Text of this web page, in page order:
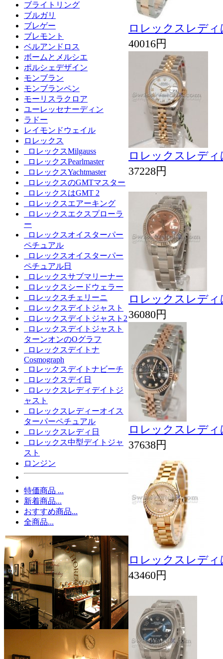
ブライトリング
ブルガリ
ブレゲー
ブレモント
ベルアンドロス
ボームとメルシエ
ポルシェデザイン
モンブラン
モンブランペン
モーリスラクロア
ユーレッセナーディン
ラドー
レイモンドウェイル
ロレックス
ロレックスMilgauss
ロレックスPearlmaster
ロレックスYachtmaster
ロレックスのGMTマスター
ロレックスはGMT 2
ロレックスエアーキング
ロレックスエクスプローラ
ー
ロレックスオイスターパー
ペチュアル
ロレックスオイスターパー
ペチュアル日
ロレックスサブマリーナー
ロレックスシードウェラー
ロレックスチェリーニ
ロレックスデイトジャスト
ロレックスデイトジャスト2
ロレックスデイトジャスト
ターンオンのOグラフ
ロレックスデイトナ
Cosmograph
ロレックスデイトナビーチ
ロレックスデイ日
ロレックスレディデイトジ
ャスト
ロレックスレディーオイス
ターパーペチュアル
ロレックスレディ日
ロレックス中型デイトジャ
スト
ロンジン
特価商品 ...
新着商品...
おすすめ商品...
全商品...
ロレックスレデ
40016円
ロレックスレデ
37228円
ロレックスレデ
36080円
ロレックスレデ
37638円
ロレックスレデ
43460円